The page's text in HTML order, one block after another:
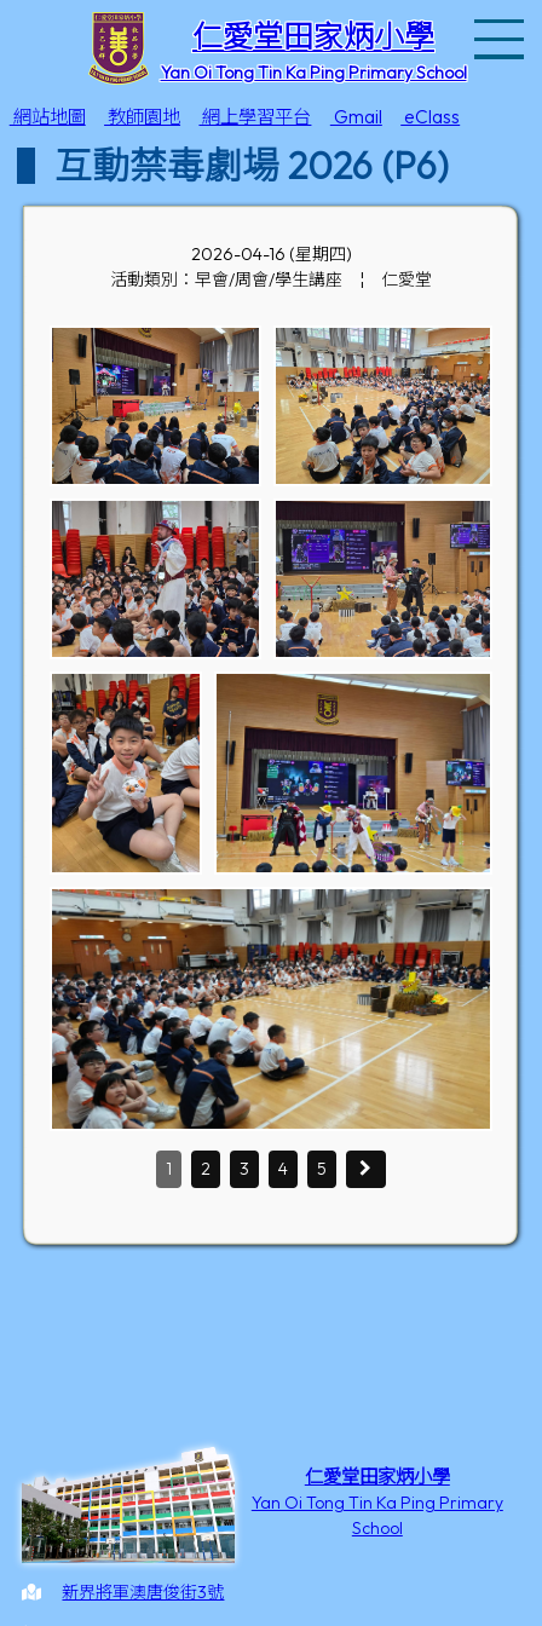
仁愛堂田家炳小學
Yan Oi Tong Tin Ka Ping Primary School
網站地圖 教師園地 網上學習平台 Gmail eClass
互動禁毒劇場 2026 (P6)
2026-04-16 (星期四)
活動類別：早會/周會/學生講座
¦ 仁愛堂
1 2 3 4 5
仁愛堂田家炳小學
Yan Oi Tong Tin Ka Ping Primary
School
新界將軍澳唐俊街3號